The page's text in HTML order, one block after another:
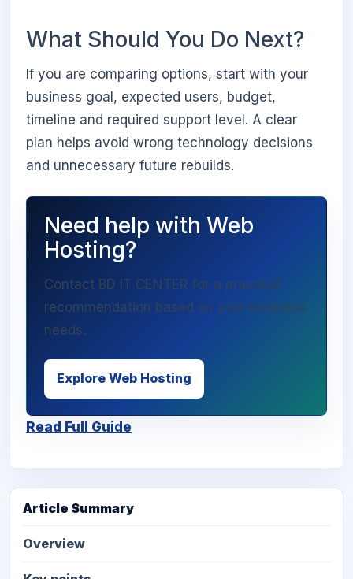
What Should You Do Next?
If you are comparing options, start with your
business goal, expected users, budget,
timeline and required support level. A clear
plan helps avoid wrong technology decisions
and unnecessary future rebuilds.
Need help with Web
Hosting?
Contact BD IT CENTER for a practical
recommendation based on your business
needs.
Explore Web Hosting
Read Full Guide
Article Summary
Overview